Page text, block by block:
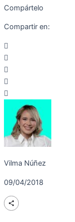
Compártelo
Compartir en:
Vilma Núñez
09/04/2018